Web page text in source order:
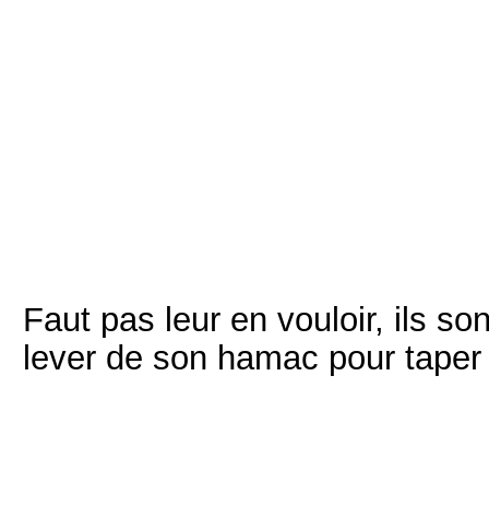
Faut pas leur en vouloir, ils
lever de son hamac pour